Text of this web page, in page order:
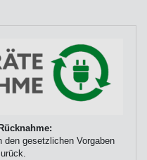
den gesetzlichen Vorgaben